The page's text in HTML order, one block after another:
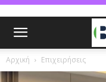
Αρχική Επιχειρήσεις